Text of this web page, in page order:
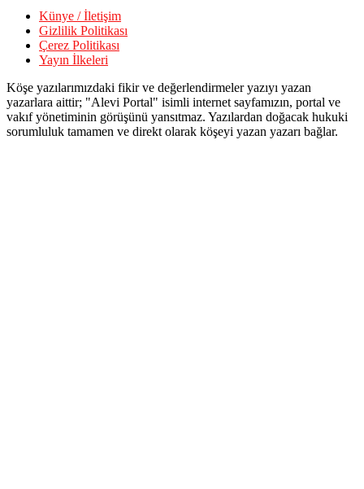
Künye / İletişim
Gizlilik Politikası
Çerez Politikası
Yayın İlkeleri
Köşe yazılarımızdaki fikir ve değerlendirmeler yazıyı yazan
yazarlara aittir; "Alevi Portal" isimli internet sayfamızın, portal ve
vakıf yönetiminin görüşünü yansıtmaz. Yazılardan doğacak hukuki
sorumluluk tamamen ve direkt olarak köşeyi yazan yazarı bağlar.